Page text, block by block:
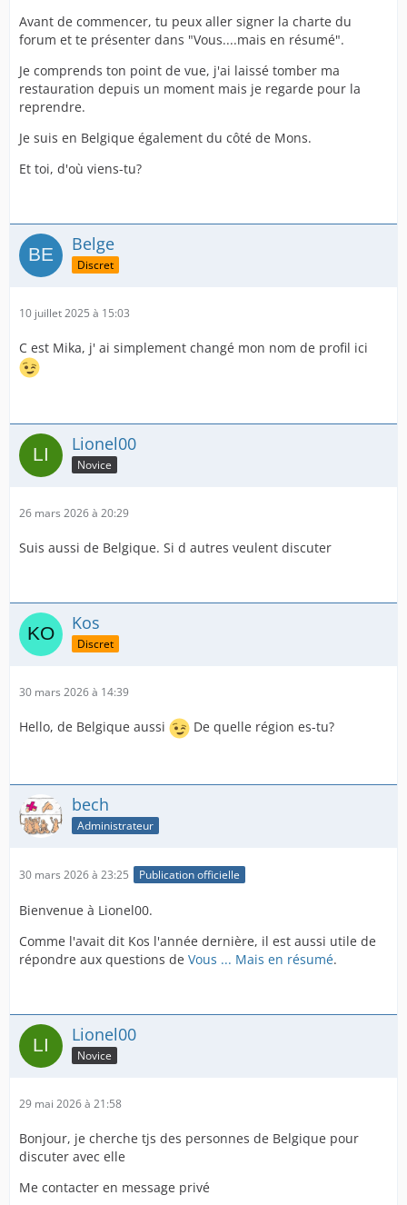
Avant de commencer, tu peux aller signer la charte du
forum et te présenter dans "Vous....mais en résumé".
Je comprends ton point de vue, j'ai laissé tomber ma
restauration depuis un moment mais je regarde pour la
reprendre.
Je suis en Belgique également du côté de Mons.
Et toi, d'où viens-tu?
Belge
Discret
10 juillet 2025 à 15:03
C est Mika, j' ai simplement changé mon nom de profil ici
Lionel00
Novice
26 mars 2026 à 20:29
Suis aussi de Belgique. Si d autres veulent discuter
Kos
Discret
30 mars 2026 à 14:39
Hello, de Belgique aussi De quelle région es-tu?
bech
Administrateur
30 mars 2026 à 23:25 Publication officielle
Bienvenue à Lionel00.
Comme l'avait dit Kos l'année dernière, il est aussi utile de
répondre aux questions de Vous ... Mais en résumé.
Lionel00
Novice
29 mai 2026 à 21:58
Bonjour, je cherche tjs des personnes de Belgique pour
discuter avec elle
Me contacter en message privé